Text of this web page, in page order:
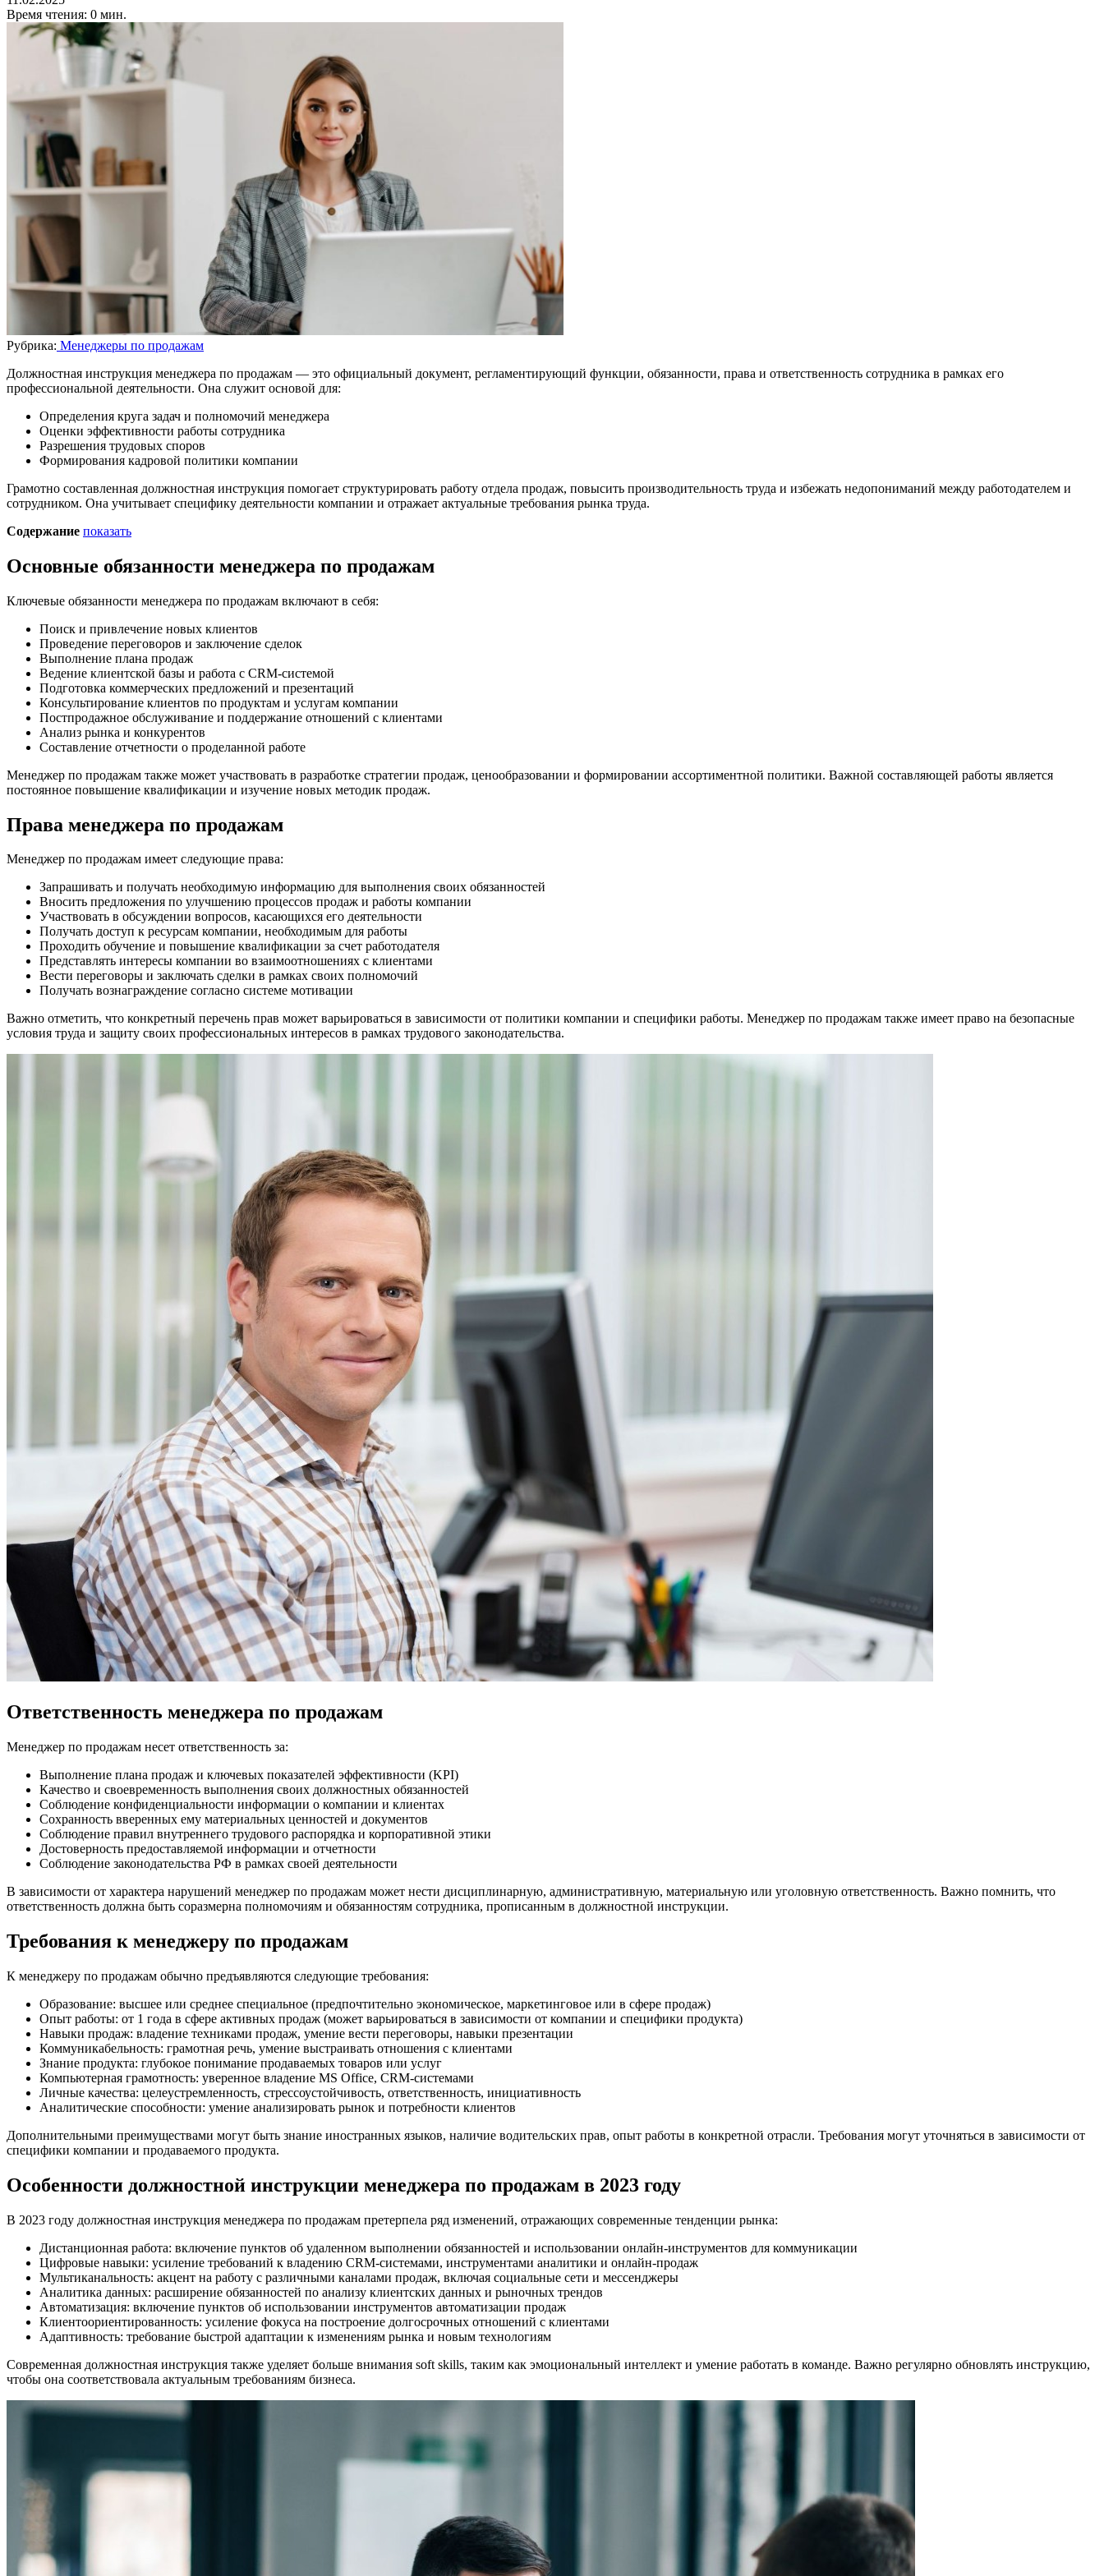
Время чтения: 0 мин.
Рубрика: Менеджеры по продажам
Должностная инструкция менеджера по продажам — это официальный документ, регламентирующий функции, обязанности, права и ответственность сотрудника в рамках его
профессиональной деятельности. Она служит основой для:
Определения круга задач и полномочий менеджера
Оценки эффективности работы сотрудника
Разрешения трудовых споров
Формирования кадровой политики компании
Грамотно составленная должностная инструкция помогает структурировать работу отдела продаж, повысить производительность труда и избежать недопониманий между работодателем и
сотрудником. Она учитывает специфику деятельности компании и отражает актуальные требования рынка труда.
Содержание показать
Основные обязанности менеджера по продажам
Ключевые обязанности менеджера по продажам включают в себя:
Поиск и привлечение новых клиентов
Проведение переговоров и заключение сделок
Выполнение плана продаж
Ведение клиентской базы и работа с CRM-системой
Подготовка коммерческих предложений и презентаций
Консультирование клиентов по продуктам и услугам компании
Постпродажное обслуживание и поддержание отношений с клиентами
Анализ рынка и конкурентов
Составление отчетности о проделанной работе
Менеджер по продажам также может участвовать в разработке стратегии продаж, ценообразовании и формировании ассортиментной политики. Важной составляющей работы является
постоянное повышение квалификации и изучение новых методик продаж.
Права менеджера по продажам
Менеджер по продажам имеет следующие права:
Запрашивать и получать необходимую информацию для выполнения своих обязанностей
Вносить предложения по улучшению процессов продаж и работы компании
Участвовать в обсуждении вопросов, касающихся его деятельности
Получать доступ к ресурсам компании, необходимым для работы
Проходить обучение и повышение квалификации за счет работодателя
Представлять интересы компании во взаимоотношениях с клиентами
Вести переговоры и заключать сделки в рамках своих полномочий
Получать вознаграждение согласно системе мотивации
Важно отметить, что конкретный перечень прав может варьироваться в зависимости от политики компании и специфики работы. Менеджер по продажам также имеет право на безопасные
условия труда и защиту своих профессиональных интересов в рамках трудового законодательства.
Ответственность менеджера по продажам
Менеджер по продажам несет ответственность за:
Выполнение плана продаж и ключевых показателей эффективности (KPI)
Качество и своевременность выполнения своих должностных обязанностей
Соблюдение конфиденциальности информации о компании и клиентах
Сохранность вверенных ему материальных ценностей и документов
Соблюдение правил внутреннего трудового распорядка и корпоративной этики
Достоверность предоставляемой информации и отчетности
Соблюдение законодательства РФ в рамках своей деятельности
В зависимости от характера нарушений менеджер по продажам может нести дисциплинарную, административную, материальную или уголовную ответственность. Важно помнить, что
ответственность должна быть соразмерна полномочиям и обязанностям сотрудника, прописанным в должностной инструкции.
Требования к менеджеру по продажам
К менеджеру по продажам обычно предъявляются следующие требования:
Образование: высшее или среднее специальное (предпочтительно экономическое, маркетинговое или в сфере продаж)
Опыт работы: от 1 года в сфере активных продаж (может варьироваться в зависимости от компании и специфики продукта)
Навыки продаж: владение техниками продаж, умение вести переговоры, навыки презентации
Коммуникабельность: грамотная речь, умение выстраивать отношения с клиентами
Знание продукта: глубокое понимание продаваемых товаров или услуг
Компьютерная грамотность: уверенное владение MS Office, CRM-системами
Личные качества: целеустремленность, стрессоустойчивость, ответственность, инициативность
Аналитические способности: умение анализировать рынок и потребности клиентов
Дополнительными преимуществами могут быть знание иностранных языков, наличие водительских прав, опыт работы в конкретной отрасли. Требования могут уточняться в зависимости от
специфики компании и продаваемого продукта.
Особенности должностной инструкции менеджера по продажам в 2023 году
В 2023 году должностная инструкция менеджера по продажам претерпела ряд изменений, отражающих современные тенденции рынка:
Дистанционная работа: включение пунктов об удаленном выполнении обязанностей и использовании онлайн-инструментов для коммуникации
Цифровые навыки: усиление требований к владению CRM-системами, инструментами аналитики и онлайн-продаж
Мультиканальность: акцент на работу с различными каналами продаж, включая социальные сети и мессенджеры
Аналитика данных: расширение обязанностей по анализу клиентских данных и рыночных трендов
Автоматизация: включение пунктов об использовании инструментов автоматизации продаж
Клиентоориентированность: усиление фокуса на построение долгосрочных отношений с клиентами
Адаптивность: требование быстрой адаптации к изменениям рынка и новым технологиям
Современная должностная инструкция также уделяет больше внимания soft skills, таким как эмоциональный интеллект и умение работать в команде. Важно регулярно обновлять инструкцию,
чтобы она соответствовала актуальным требованиям бизнеса.